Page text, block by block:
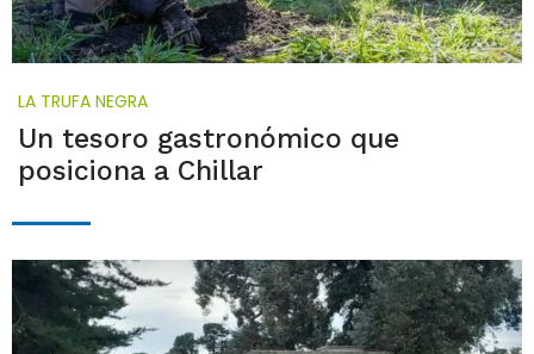
LA TRUFA NEGRA
Un tesoro gastronómico que
posiciona a Chillar